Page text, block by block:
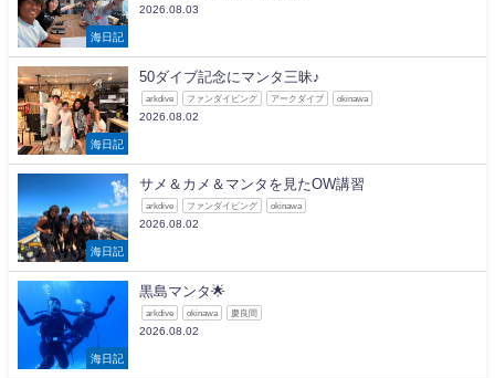
海日記
2026.08.03
海日記
50ダイブ記念にマンタ三昧♪
arkdive ファンダイビング アークダイブ okinawa
2026.08.02
海日記
サメ＆カメ＆マンタを見たOW講習
arkdive ファンダイビング okinawa
2026.08.02
海日記
黒島マンタ🌟
arkdive okinawa 慶良間
2026.08.02